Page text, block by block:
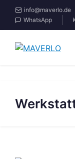
Zum
Inhalt
springen
info@maverlo.de
WhatsApp